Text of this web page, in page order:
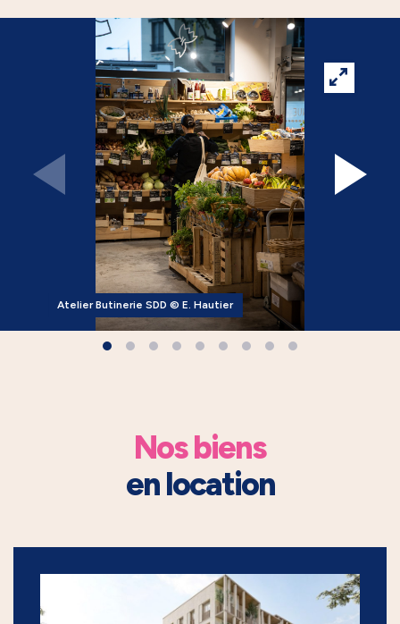
Atelier Butinerie SDD © E. Hautier
Nos biens
en location